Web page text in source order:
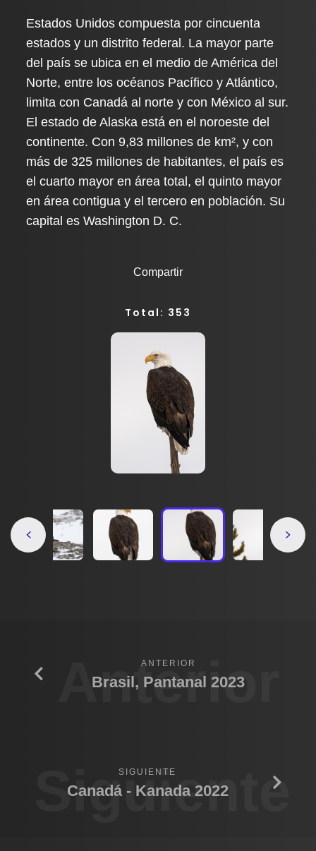
Estados Unidos compuesta por cincuenta
estados y un distrito federal. La mayor parte
del país se ubica en el medio de América del
Norte, entre los océanos Pacífico y Atlántico,
limita con Canadá al norte y con México al sur.
El estado de Alaska está en el noroeste del
continente. Con 9,83 millones de km², y con
más de 325 millones de habitantes, el país es
el cuarto mayor en área total, el quinto mayor
en área contigua y el tercero en población. Su
capital es Washington D. C.
Compartir
Total: 353
Anterior
ANTERIOR
Brasil, Pantanal 2023
Siguiente
SIGUIENTE
Canadá - Kanada 2022